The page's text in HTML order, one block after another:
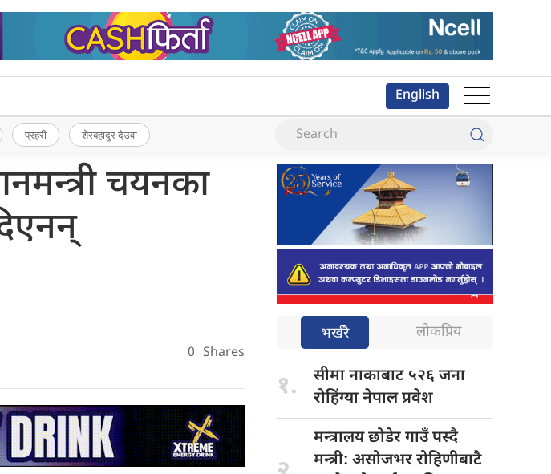
English
प्रहरी शेरबहादुर देउवा
चयनका
0 Shares
भर्खरै लोकप्रिय
१. सीमा नाकाबाट ५२६ जना
रोहिंग्या नेपाल प्रवेश
मन्त्रालय छोडेरगाउँ पस्दै
मन्त्री: असोजभर रोहिणीबाटै